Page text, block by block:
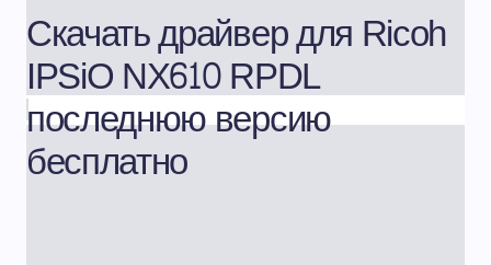
Скачать драйвер для Ricoh
IPSiO NX610 RPDL
последнюю версию
бесплатно